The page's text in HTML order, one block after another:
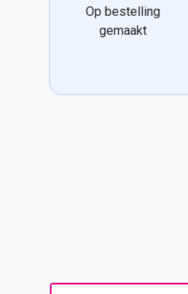
Op bestelling
gemaakt